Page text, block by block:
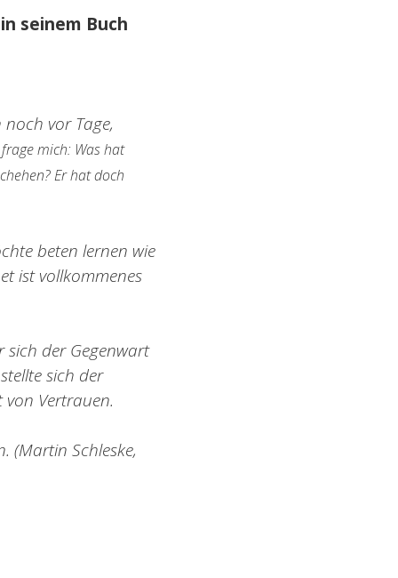
seinem Buch
vor Tage,
mich: Was hat
Er hat doch
beten lernen wie
ist vollkommenes
sich der Gegenwart
sich der
Vertrauen.
(Martin Schleske,